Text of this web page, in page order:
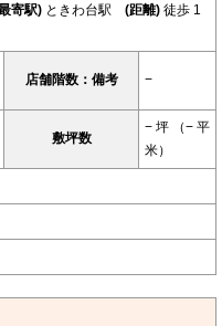
寄駅) ときわ台駅 (距離) 徒歩 1
店舗階数：備考 −
敷坪数
− 坪 （− 平
米）